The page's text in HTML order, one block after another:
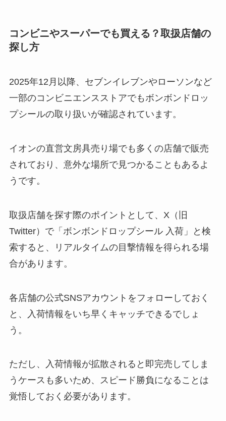
コンビニやスーパーでも買える？取扱店舗の
探し方
2025年12月以降、セブンイレブンやローソンなど
一部のコンビニエンスストアでもボンボンドロッ
プシールの取り扱いが確認されています。
イオンの直営文房具売り場でも多くの店舗で販売
されており、意外な場所で見つかることもあるよ
うです。
取扱店舗を探す際のポイントとして、X（旧
Twitter）で「ボンボンドロップシール 入荷」と検
索すると、リアルタイムの目撃情報を得られる場
合があります。
各店舗の公式SNSアカウントをフォローしておく
と、入荷情報をいち早くキャッチできるでしょ
う。
ただし、入荷情報が拡散されると即完売してしま
うケースも多いため、スピード勝負になることは
覚悟しておく必要があります。